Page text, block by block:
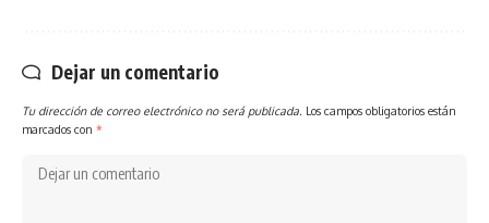
Dejar un comentario
Tu dirección de correo electrónico no será publicada. Los campos obligatorios están
marcados con *